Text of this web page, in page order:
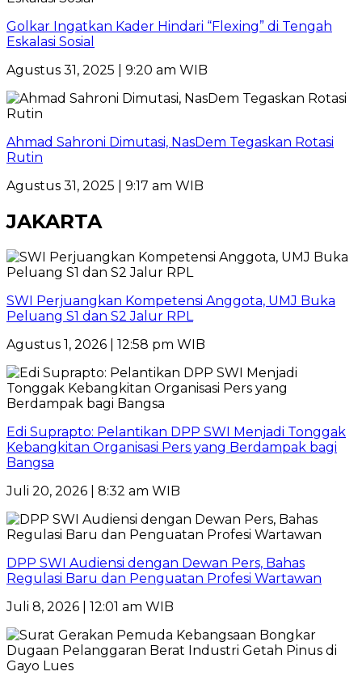
Golkar Ingatkan Kader Hindari “Flexing” di Tengah
Eskalasi Sosial
Agustus 31, 2025 | 9:20 am WIB
Ahmad Sahroni Dimutasi, NasDem Tegaskan Rotasi
Rutin
Agustus 31, 2025 | 9:17 am WIB
JAKARTA
SWI Perjuangkan Kompetensi Anggota, UMJ Buka
Peluang S1 dan S2 Jalur RPL
Agustus 1, 2026 | 12:58 pm WIB
Edi Suprapto: Pelantikan DPP SWI Menjadi Tonggak
Kebangkitan Organisasi Pers yang Berdampak bagi
Bangsa
Juli 20, 2026 | 8:32 am WIB
DPP SWI Audiensi dengan Dewan Pers, Bahas
Regulasi Baru dan Penguatan Profesi Wartawan
Juli 8, 2026 | 12:01 am WIB